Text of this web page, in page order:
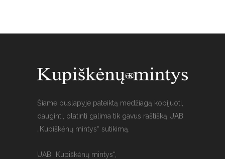
Šiame puslapyje pateiktą medžiagą kopijuoti,
dauginti, platinti galima tik gavus raštišką UAB
„Kupiškėnų mintys“ sutikimą.
UAB „Kupiškėnų mintys“,